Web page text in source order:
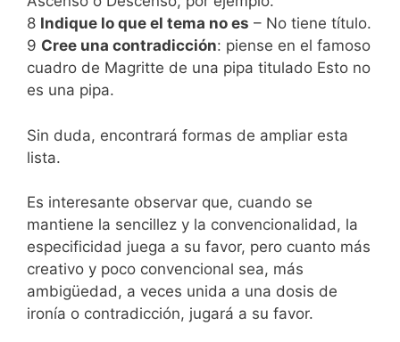
8 Indique lo que el tema no es – No tiene título.
9 Cree una contradicción: piense en el famoso
cuadro de Magritte de una pipa titulado Esto no
es una pipa.
Sin duda, encontrará formas de ampliar esta
lista.
Es interesante observar que, cuando se
mantiene la sencillez y la convencionalidad, la
especificidad juega a su favor, pero cuanto más
creativo y poco convencional sea, más
ambigüedad, a veces unida a una dosis de
ironía o contradicción, jugará a su favor.